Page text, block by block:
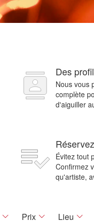
Des
Nous vous
complète
d'aiguiller
Évitez tout
Confirmez
qu'artiste,
Prix Lieu